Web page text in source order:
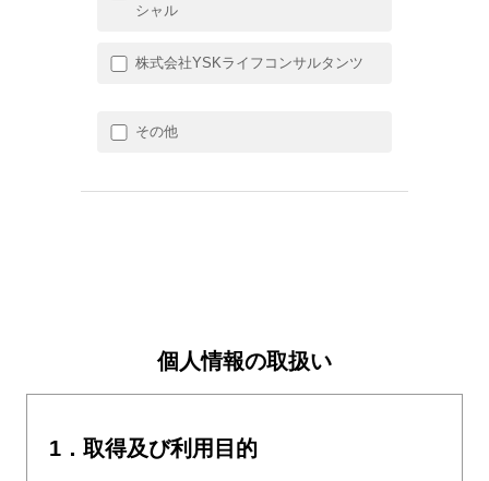
シャル
株式会社YSKライフコンサルタンツ
その他
個人情報の取扱い
1．取得及び利用目的